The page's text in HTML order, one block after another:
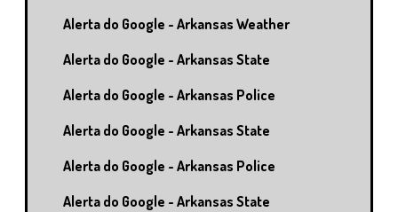
Alerta do Google - Arkansas Weather
Alerta do Google - Arkansas State
Alerta do Google - Arkansas Police
Alerta do Google - Arkansas State
Alerta do Google - Arkansas Police
Alerta do Google - Arkansas State